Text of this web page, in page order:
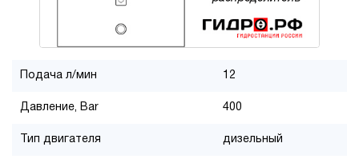
Подача л/мин 12
Давление, Bar 400
Тип двигателя дизельный